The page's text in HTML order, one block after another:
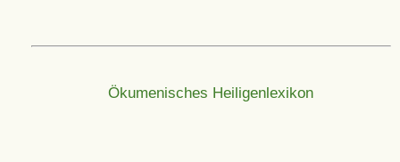
Ökumenisches Heiligenlexikon